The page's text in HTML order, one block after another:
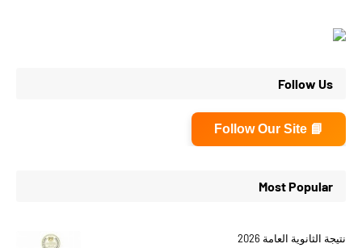
Follow Us
📘 Follow Our Site
Most Popular
نتيجة الثانوية العامة 2026